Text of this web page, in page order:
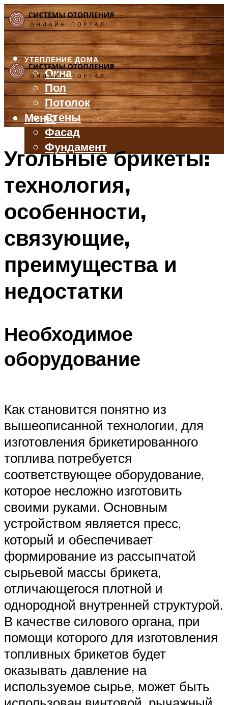
УТЕПЛЕНИЕ ДОМА
Окна
Пол
Потолок
Стены
Фасад
Фундамент
БАЛКОН И ЛОДЖИЯ
ВЕНТИЛЯЦИЯ
ТРУБЫ
Меню
Меню
Угольные брикеты:
технология,
особенности,
связующие,
преимущества и
недостатки
Необходимое
оборудование
Как становится понятно из
вышеописанной технологии, для
изготовления брикетированного
топлива потребуется
соответствующее оборудование,
которое несложно изготовить
своими руками. Основным
устройством является пресс,
который и обеспечивает
формирование из рассыпчатой
сырьевой массы брикета,
отличающегося плотной и
однородной внутренней структурой.
В качестве силового органа, при
помощи которого для изготовления
топливных брикетов будет
оказывать давление на
используемое сырье, может быть